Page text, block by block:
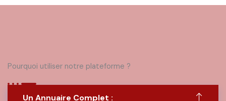
Pourquoi utiliser notre plateforme ?
Un Annuaire Complet :